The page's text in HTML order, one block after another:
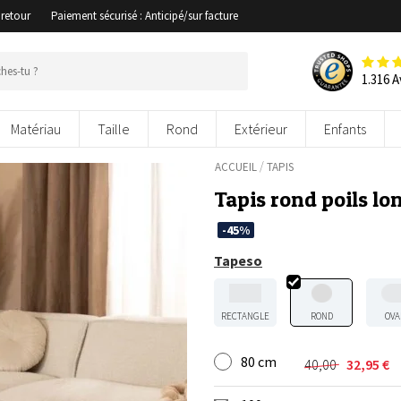
Paiement sécurisé : Anticipé/sur facture
1.316
Matériau Taille Rond Extérieur Enfants
ACCUEIL/TAPIS
Tapis rond poils
-45%
Tapeso
RECTANGLE ROND
80 cm 40,00
Le
prix
32,95 €
Le
prix